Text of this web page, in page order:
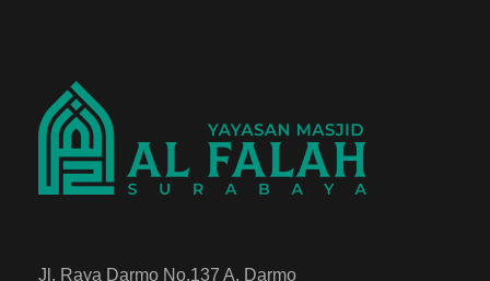
Jl. Raya Darmo No.137 A, Darmo